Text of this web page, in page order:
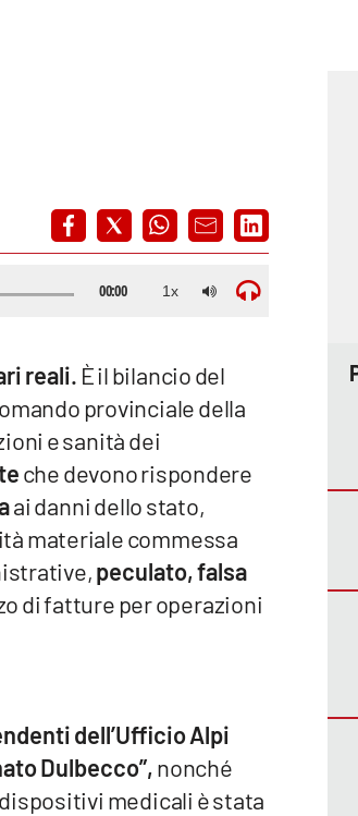
reali. È il bilancio del
provinciale della
e sanità dei
che devono rispondere
ai danni dello stato,
materiale commessa
peculato, falsa
di fatture per operazioni
dell’Ufficio Alpi
Dulbecco”,nonché
medicali è stata